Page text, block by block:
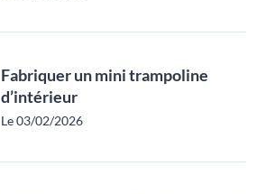
Fabriquer un mini trampoline
d’intérieur
Le 03/02/2026